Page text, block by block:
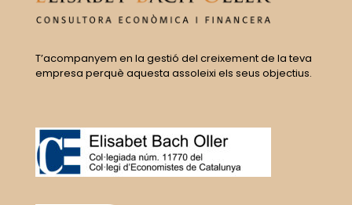
T’acompanyem en la gestió del creixement de la teva
empresa perquè aquesta assoleixi els seus objectius.